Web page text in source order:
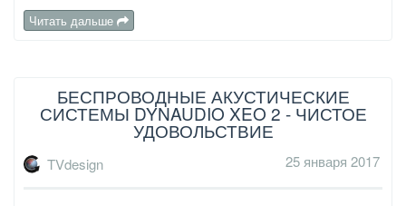
Читать дальше
БЕСПРОВОДНЫЕ АКУСТИЧЕСКИЕ
СИСТЕМЫ DYNAUDIO XEO 2 - ЧИСТОЕ
УДОВОЛЬСТВИЕ
TVdesign 25 января 2017